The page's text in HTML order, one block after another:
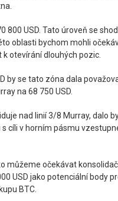
800 USD. Tato úroveň se
oblasti bychom mohli
otevírání dlouhých pozic.
by se tato zóna dala
na 68 750 USD.
nad linií 3/8 Murray, dalo
cíli v horním pásmu
můžeme očekávat
USD jako potenciální body
BTC.